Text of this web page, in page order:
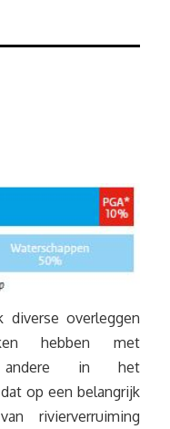
diverse overleggen
hebben met
andere in het
op een belangrijk
rivierverruiming